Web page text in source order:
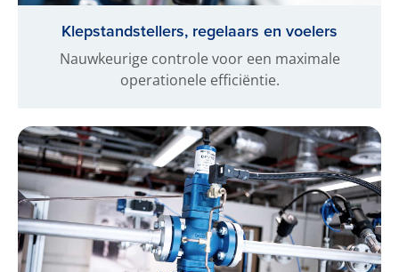
Klepstandstellers, regelaars en voelers
Nauwkeurige controle voor een maximale
operationele efficiëntie.